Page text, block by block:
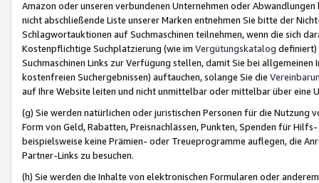
Amazon oder unseren verbundenen Unternehmen oder
nicht abschließende Liste unserer Marken entnehmen Sie bitte der
Schlagwortauktionen auf Suchmaschinen teilnehmen, wenn die sich
Kostenpflichtige Suchplatzierung (wie im Vergütungskatalog definiert)
Suchmaschinen Links zur Verfügung stellen, damit Sie bei
kostenfreien Suchergebnissen) auftauchen, solange Sie die
auf Ihre Website leiten und nicht unmittelbar oder mittelbar über eine
(g) Sie werden natürlichen oder juristischen Personen für die Nutzung
Form von Geld, Rabatten, Preisnachlässen, Punkten, Spenden für
beispielsweise keine Prämien- oder Treueprogramme auflegen, die
Partner-Links zu besuchen.
(h) Sie werden die Inhalte von elektronischen Formularen oder